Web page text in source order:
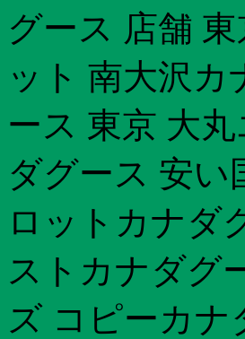
グース 店舗
ット 南大沢
ース 東京 大
ダグース 安い
ロットカナダ
ストカナダグ
ズ コピーカ